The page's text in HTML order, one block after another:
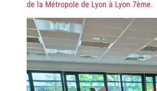
de la Métropole de Lyon à Lyon 7ème.